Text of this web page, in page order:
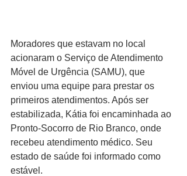
Moradores que estavam no local
acionaram o Serviço de Atendimento
Móvel de Urgência (SAMU), que
enviou uma equipe para prestar os
primeiros atendimentos. Após ser
estabilizada, Kátia foi encaminhada ao
Pronto-Socorro de Rio Branco, onde
recebeu atendimento médico. Seu
estado de saúde foi informado como
estável.